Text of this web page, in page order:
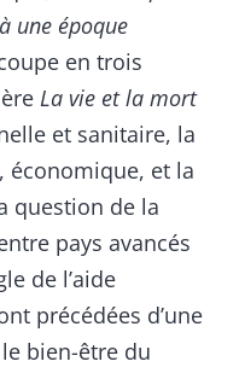
une époque
en trois
La vie et la mort
et sanitaire, la
, économique, et la
question de la
pays avancés
de l’aide
précédées d’une
bien-être du